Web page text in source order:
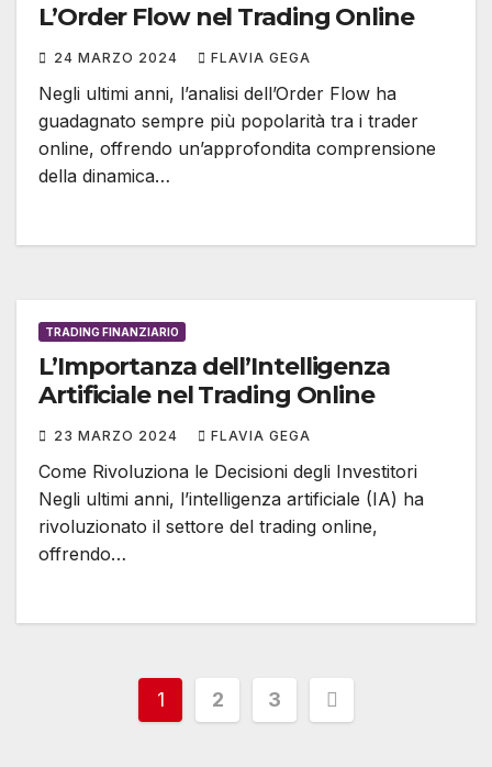
L’Order Flow nel Trading Online
24 MARZO 2024 FLAVIA GEGA
Negli ultimi anni, l’analisi dell’Order Flow ha
guadagnato sempre più popolarità tra i trader
online, offrendo un’approfondita comprensione
della dinamica…
TRADING FINANZIARIO
L’Importanza dell’Intelligenza
Artificiale nel Trading Online
23 MARZO 2024 FLAVIA GEGA
Come Rivoluziona le Decisioni degli Investitori
Negli ultimi anni, l’intelligenza artificiale (IA) ha
rivoluzionato il settore del trading online,
offrendo…
Paginazione
1 2 3